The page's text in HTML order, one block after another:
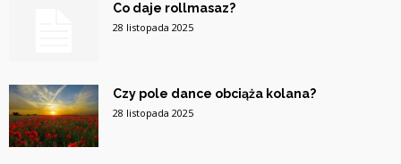
Co daje rollmasaz?
28 listopada 2025
Czy pole dance obciąża kolana?
28 listopada 2025